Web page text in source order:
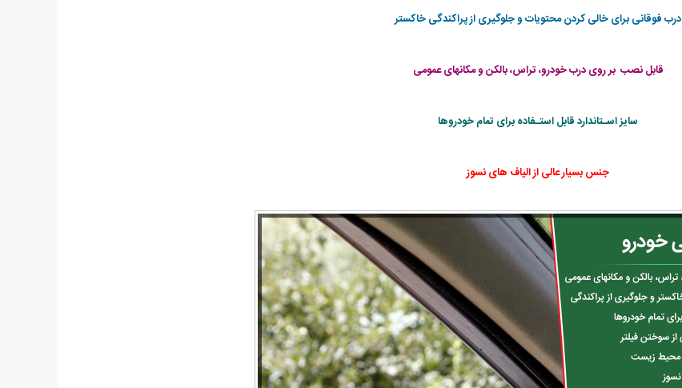
درب فوقانی برای خالی کردن محتویات و جلوگیری از پراکندگی خاکستر
قابل نصب بر روی درب خودرو، تراس، بالکن و مکانهای عمومی
سایز اسـتاندارد قابل استـفاده برای تمام خودروها
جنس بسیار عالی از الیاف های نسوز